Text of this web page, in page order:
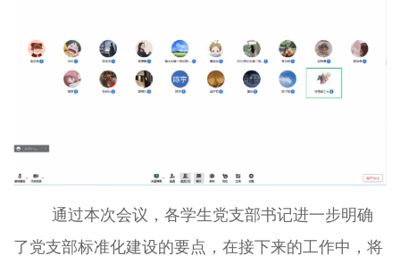
通过本次会议，各学生党支部书记进一步明确
了党支部标准化建设的要点，在接下来的工作中，将